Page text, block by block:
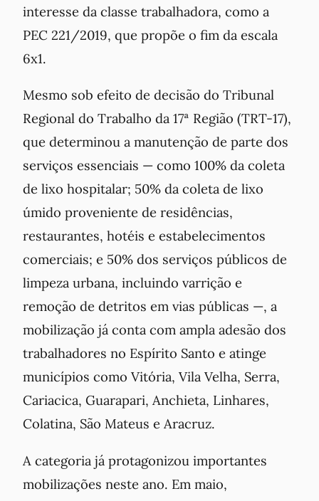
interesse da classe trabalhadora, como a
PEC 221/2019, que propõe o fim da escala
6x1.
Mesmo sob efeito de decisão do Tribunal
Regional do Trabalho da 17ª Região (TRT-17),
que determinou a manutenção de parte dos
serviços essenciais — como 100% da coleta
de lixo hospitalar; 50% da coleta de lixo
úmido proveniente de residências,
restaurantes, hotéis e estabelecimentos
comerciais; e 50% dos serviços públicos de
limpeza urbana, incluindo varrição e
remoção de detritos em vias públicas —, a
mobilização já conta com ampla adesão dos
trabalhadores no Espírito Santo e atinge
municípios como Vitória, Vila Velha, Serra,
Cariacica, Guarapari, Anchieta, Linhares,
Colatina, São Mateus e Aracruz.
A categoria já protagonizou importantes
mobilizações neste ano. Em maio,